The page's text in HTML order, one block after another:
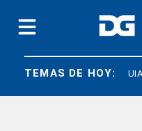
TEMAS DE HOY:
SOECRA UIA